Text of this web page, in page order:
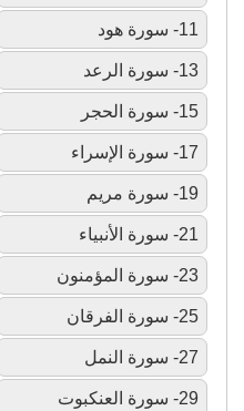
11- سورة هود
13- سورة الرعد
15- سورة الحجر
17- سورة الإسراء
19- سورة مريم
21- سورة الأنبياء
23- سورة المؤمنون
25- سورة الفرقان
27- سورة النمل
29- سورة العنكبوت